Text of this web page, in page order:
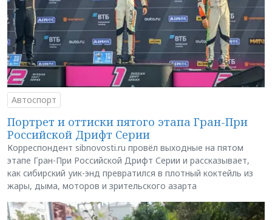
Автоспорт
Портрет и оттиски пятого этапа Гран-При
Российской Дрифт Серии
Корреспондент sibnovosti.ru провёл выходные на пятом
этапе Гран-При Российской Дрифт Серии и рассказывает,
как сибирский уик-энд превратился в плотный коктейль из
жары, дыма, моторов и зрительского азарта